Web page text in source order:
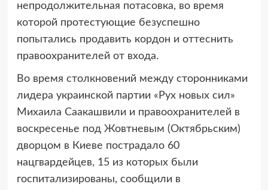
непродолжительная потасовка, во время
которой протестующие безуспешно
попытались продавить кордон и оттеснить
правоохранителей от входа.
Во время столкновений между сторонниками
лидера украинской партии «Рух новых сил»
Михаила Саакашвили и правоохранителей в
воскресенье под Жовтневым (Октябрьским)
дворцом в Киеве пострадало 60
нацгвардейцев, 15 из которых были
госпитализированы, сообщили в